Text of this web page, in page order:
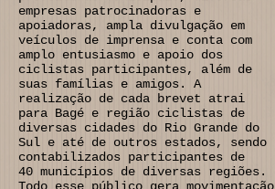
empresas patrocinadoras e
apoiadoras, ampla divulgação em
veículos de imprensa e conta com
amplo entusiasmo e apoio dos
ciclistas participantes, além de
suas famílias e amigos. A
realização de cada brevet atrai
para Bagé e região ciclistas de
diversas cidades do Rio Grande do
Sul e até de outros estados, sendo
contabilizados participantes de
40 municípios de diversas regiões.